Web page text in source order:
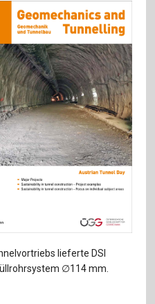
Sprache / Language: EN
lieferte DSI
∅114 mm.